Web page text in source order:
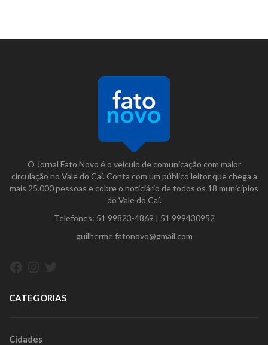
O Jornal Fato Novo é o veículo de comunicação com maior
circulação no Vale do Caí. Conta com um público leitor que chega a
mais 25.000 pessoas e cobre o noticiário de todos os 18 municípios
do Vale do Caí.
Telefones: 51 99823-4869 | 51 999430952
guilherme.fatonovo@gmail.com
CATEGORIAS
Cidades